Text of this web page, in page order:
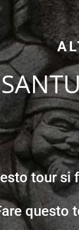
tour si
questo